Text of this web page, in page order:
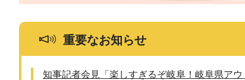
重要なお知らせ
知事記者会見「楽しすぎるぞ岐阜！岐阜県ア